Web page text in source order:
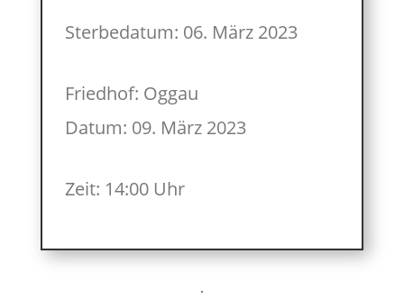
Sterbedatum: 06. März 2023
Friedhof: Oggau
Datum: 09. März 2023
Zeit: 14:00 Uhr